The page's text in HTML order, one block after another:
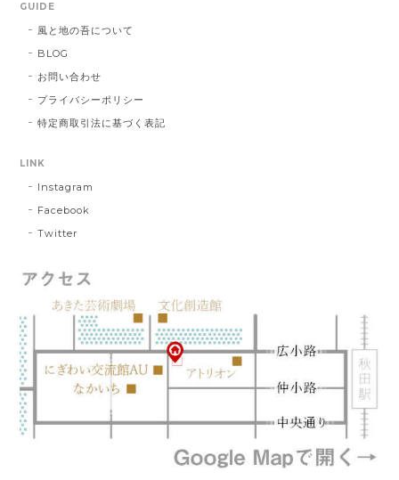
GUIDE
風と地の吾について
BLOG
お問い合わせ
プライバシーポリシー
特定商取引法に基づく表記
LINK
Instagram
Facebook
Twitter